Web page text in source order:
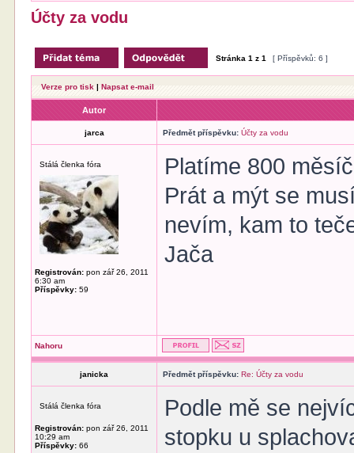
Účty za vodu
Stránka1 z1 [ Příspěvků: 6 ]
Verze pro tisk |Napsat e-mail
Autor
jarca Předmět příspěvku: Účty za vodu
Stálá členka fóra
Registrován: pon zář 26, 2011
6:30 am
Příspěvky: 59
Platíme 800
Prát a mýt se
nevím, kam to
Jača
Nahoru
janicka Předmět příspěvku: Re: Účty za vodu
Stálá členka fóra
Registrován: pon zář 26, 2011
10:29 am
Příspěvky: 66
Podle mě se
stopku u